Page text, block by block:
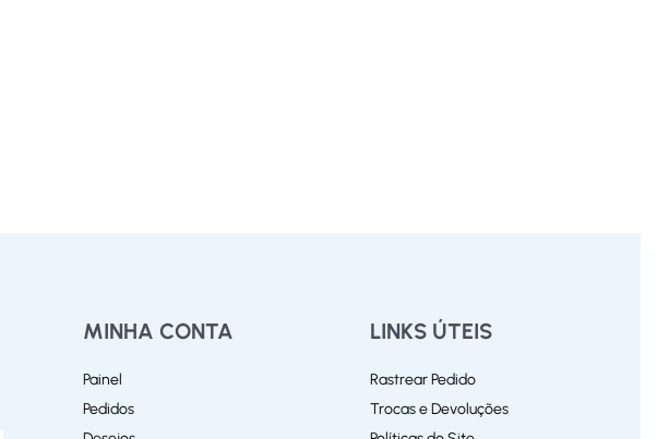
MINHA CONTA
Painel
Pedidos
LINKS ÚTEIS
Rastrear Pedido
Trocas e Devoluções